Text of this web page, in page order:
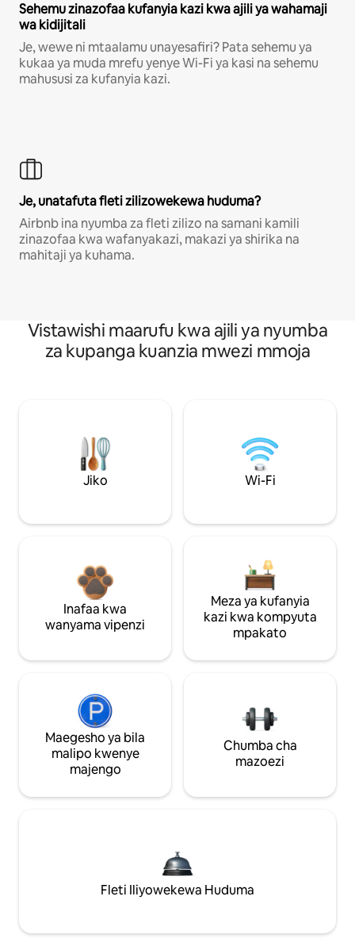
Sehemu zinazofaa kufanyia kazi kwa ajili ya wahamaji
wa kidijitali
Je, wewe ni mtaalamu unayesafiri? Pata sehemu ya
kukaa ya muda mrefu yenye Wi-Fi ya kasi na sehemu
mahususi za kufanyia kazi.
Je, unatafuta fleti zilizowekewa huduma?
Airbnb ina nyumba za fleti zilizo na samani kamili
zinazofaa kwa wafanyakazi, makazi ya shirika na
mahitaji ya kuhama.
Vistawishi maarufu kwa ajili ya nyumba
za kupanga kuanzia mwezi mmoja
Jiko Wi-Fi
Inafaa kwa
wanyama vipenzi
Meza ya kufanyia
kazi kwa kompyuta
mpakato
Maegesho ya bila
malipo kwenye
majengo
Chumba cha
mazoezi
Fleti Iliyowekewa Huduma